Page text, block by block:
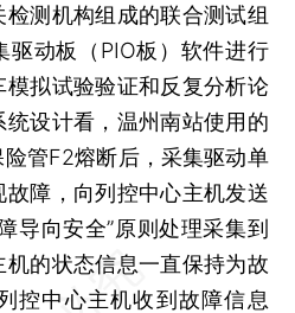
测机构组成的联合测试组
驱动板（PIO板）软件进行
拟试验验证和反复分析论
设计看，温州南站使用的
管F2熔断后，采集驱动单
障，向列控中心主机发送
导向安全”原则处理采集到
的状态信息一直保持为故
控中心主机收到故障信息